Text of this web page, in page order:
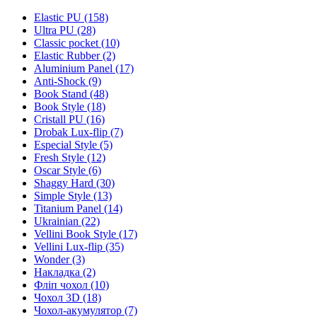
Elastic PU (158)
Ultra PU (28)
Classic pocket (10)
Elastic Rubber (2)
Aluminium Panel (17)
Anti-Shock (9)
Book Stand (48)
Book Style (18)
Cristall PU (16)
Drobak Lux-flip (7)
Especial Style (5)
Fresh Style (12)
Oscar Style (6)
Shaggy Hard (30)
Simple Style (13)
Titanium Panel (14)
Ukrainian (22)
Vellini Book Style (17)
Vellini Lux-flip (35)
Wonder (3)
Накладка (2)
Фліп чохол (10)
Чохол 3D (18)
Чохол-акумулятор (7)